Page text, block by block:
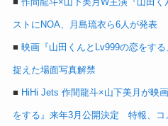
ストにNOA、月島琉衣ら6人が発表
■ 映画『山田くんとLv999の恋をす
捉えた場面写真解禁
■ HiHi Jets 作間龍斗×山下美月が映
をする』来年3月公開決定 特報、コ